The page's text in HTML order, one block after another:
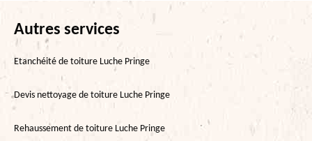
Autres services
Etanchéité de toiture Luche Pringe
Devis nettoyage de toiture Luche Pringe
Rehaussement de toiture Luche Pringe